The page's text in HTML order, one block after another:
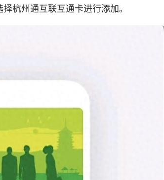
杭州通互联互通卡进行添加。